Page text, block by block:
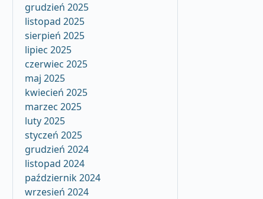
grudzień 2025
listopad 2025
sierpień 2025
lipiec 2025
czerwiec 2025
maj 2025
kwiecień 2025
marzec 2025
luty 2025
styczeń 2025
grudzień 2024
listopad 2024
październik 2024
wrzesień 2024